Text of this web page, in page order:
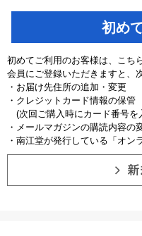
初め
初めてご利用のお客様は、こち
会員にご登録いただきますと、
・お届け先住所の追加・変更
・クレジットカード情報の保管
(次回ご購入時にカード番号を
・メールマガジンの購読内容の
・南江堂が発行している「オン